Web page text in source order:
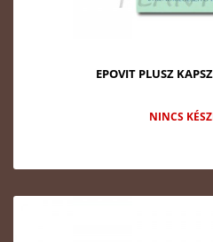
EPOVIT PLUSZ
NINCS